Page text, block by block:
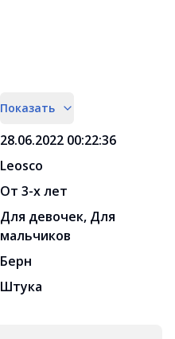
Показать
28.06.2022 00:22:36
Leosco
От 3-х лет
Для девочек, Для
мальчиков
Берн
Штука